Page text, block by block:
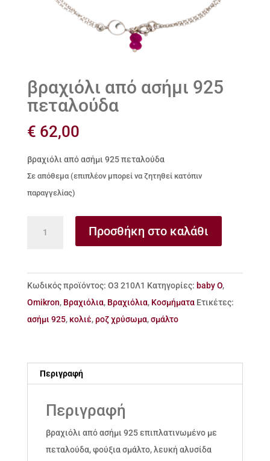
βραχιόλι από ασήμι 925
πεταλούδα
€ 62,00
βραχιόλι από ασήμι 925 πεταλούδα
Σε απόθεμα (επιπλέον μπορεί να ζητηθεί κατόπιν
παραγγελίας)
925
πεταλούδα
ποσότητα
Προσθήκη στο καλάθι
Κωδικός προϊόντος: Ο3 210Λ1 Κατηγορίες: baby O,
Omikron, Βραχιόλια, Βραχιόλια, Κοσμήματα Ετικέτες:
ασήμι 925, κολιέ,ροζ χρύσωμα,σμάλτο
Περιγραφή
Περιγραφή
βραχιόλι από ασήμι 925 επιπλατινωμένο με
πεταλούδα, φούξια σμάλτο, λευκή αλυσίδα